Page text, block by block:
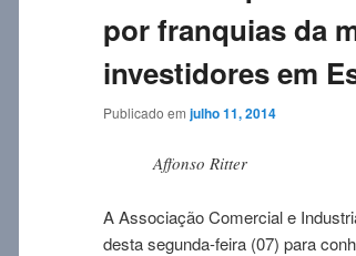
por franquias da
investidores em
Publicado em julho 11, 2014
Affonso Ritter
A Associação Comercial e
desta segunda-feira (07) para